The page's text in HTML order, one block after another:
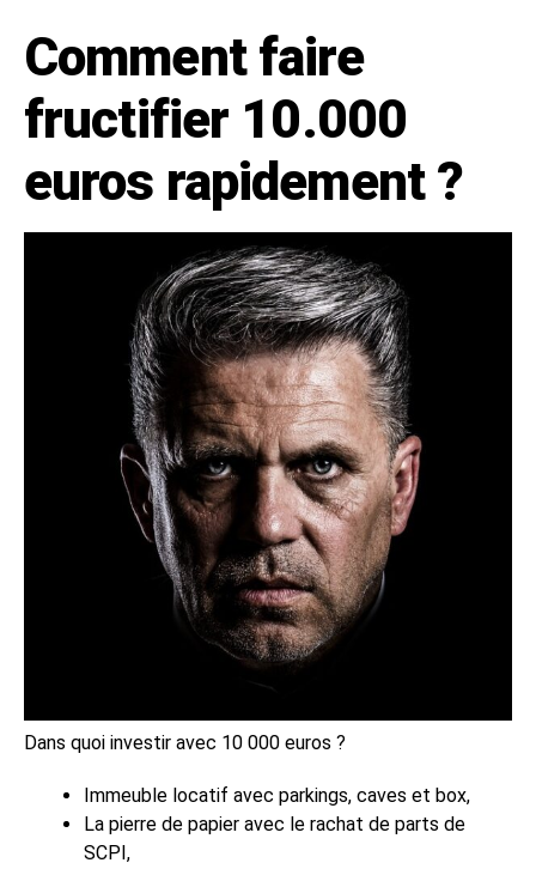
Comment faire
fructifier 10.000
euros rapidement ?
Dans quoi investir avec 10 000 euros ?
Immeuble locatif avec parkings, caves et box,
La pierre de papier avec le rachat de parts de
SCPI,